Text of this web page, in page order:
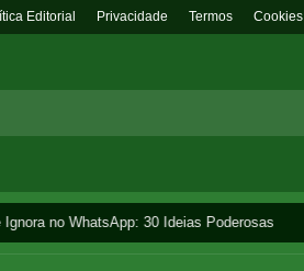
Editorial Privacidade Termos Cookies
no WhatsApp: 30 Ideias Poderosas